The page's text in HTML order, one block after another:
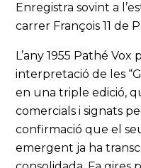
Enregistra sovint a
carrer François 11 de
L’any 1955 Pathé
interpretació de les
en una triple edició,
comercials i signats
confirmació que el
emergent ja ha